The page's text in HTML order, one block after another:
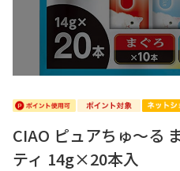
CIAO ピュアちゅ～る
ティ 14g×20本入